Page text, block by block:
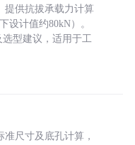
提供抗拔承载力计算
设计值约80kN）。
型建议，适用于工
尺寸及底孔计算，